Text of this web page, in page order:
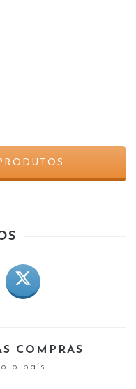
COMPRAS
o país